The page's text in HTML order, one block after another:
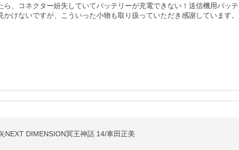
ら、コネクター紛失していてバッテリーが充電できない！送信機用バッテ
かけないですが、こういった小物も取り扱っていただき感謝しています。
NEXT DIMENSION冥王神話 14/車田正美